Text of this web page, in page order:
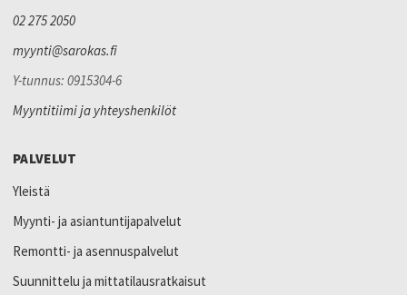
02 275 2050
myynti@sarokas.fi
Y-tunnus: 0915304-6
Myyntitiimi ja yhteyshenkilöt
PALVELUT
Yleistä
Myynti- ja asiantuntijapalvelut
Remontti- ja asennuspalvelut
Suunnittelu ja mittatilausratkaisut